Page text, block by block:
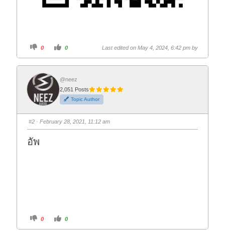
C
i
k
f
o
r
t
h
u
m
d
o
n
.
0
C
i
k
o
r
t
h
u
m
u
p
0 Last edited on May 4, 2024, 6:42 pm by
@neez
2,051 Posts
Topic Author
#2 · February 28, 2021, 11:12 am
อัพ
C
i
0
C
i
0